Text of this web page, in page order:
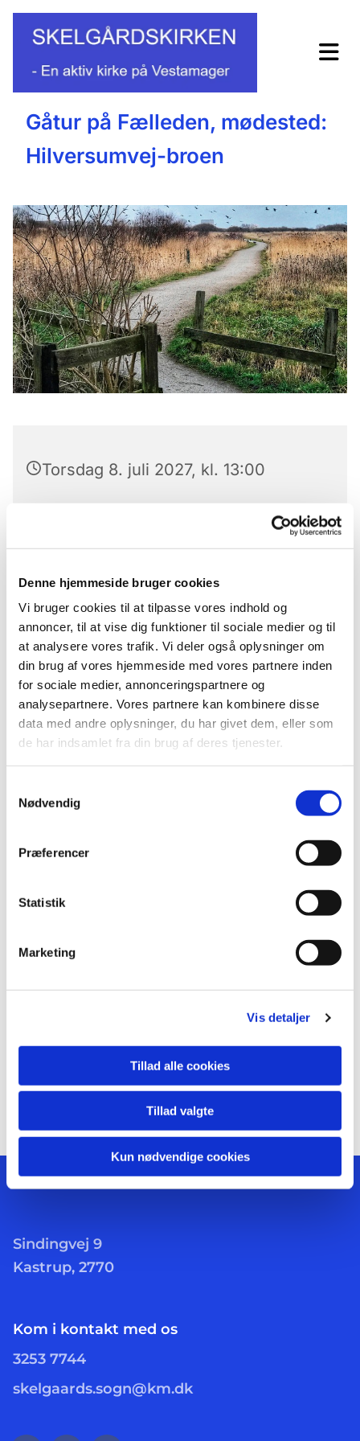
Denne hjemmeside bruger cookies
Vi bruger cookies til at tilpasse vores indhold og
annoncer, til at vise dig funktioner til sociale medier og til
at analysere vores trafik. Vi deler også oplysninger om
din brug af vores hjemmeside med vores partnere inden
for sociale medier, annonceringspartnere og
analysepartnere. Vores partnere kan kombinere disse
data med andre oplysninger, du har givet dem, eller som
de har indsamlet fra din brug af deres tjenester.
Nødvendig
Præferencer
Statistik
Marketing
Vis detaljer
Tillad alle cookies
Tillad valgte
Kun nødvendige cookies
Gåtur på Fælleden, mødested:
Hilversumvej-broen
Torsdag 8. juli 2027, kl. 13:00
Vi mødes ved Hilversumvejbroen kl. 13.00
Du vil måske også kunne
lide...
Sindingvej 9
Kastrup, 2770
Kom i kontakt med os
3253 7744
skelgaards.sogn@km.dk